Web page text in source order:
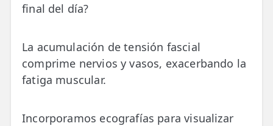
final del día?
La acumulación de tensión fascial
comprime nervios y vasos, exacerbando la
fatiga muscular.
Incorporamos ecografías para visualizar